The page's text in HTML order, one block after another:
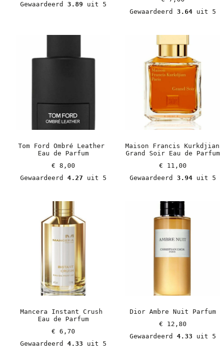
Gewaardeerd 3.89 uit 5
Gewaardeerd 3.64 uit 5
Tom Ford Ombré Leather
Eau de Parfum
€ 8,00
Gewaardeerd 4.27 uit 5
Maison Francis Kurkdjian
Grand Soir Eau de Parfum
€ 11,00
Gewaardeerd 3.94 uit 5
Mancera Instant Crush
Eau de Parfum
€ 6,70
Gewaardeerd 4.33 uit 5
Dior Ambre Nuit Parfum
€ 12,80
Gewaardeerd 4.33 uit 5